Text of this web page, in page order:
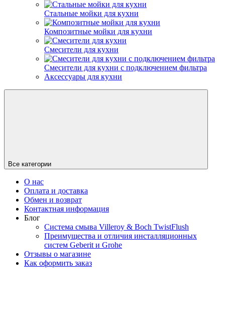
Стальные мойки для кухни
Композитные мойки для кухни
Смесители для кухни
Смесители для кухни с подключением фильтра
Аксессуары для кухни
Все категории
О нас
Оплата и доставка
Обмен и возврат
Контактная информация
Блог
Система смыва Villeroy & Boch TwistFlush
Преимущества и отличия инсталляционных
систем Geberit и Grohe
Отзывы о магазине
Как оформить заказ